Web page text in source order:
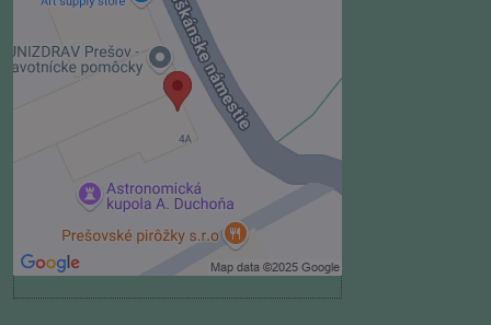
Externý obsah je blokovaný
Voľbami súkromia
Prajete si načítať externý obsah?
Povoliť tentokrát
Povoliť a zapamätať - súhlas s
druhom cookie: Funkčné
Otvoriť obsah v novom okne